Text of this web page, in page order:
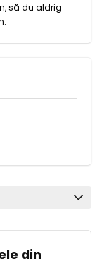
så du aldrig
din